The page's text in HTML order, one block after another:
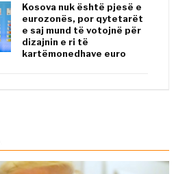
Kosova nuk është pjesë e
eurozonës, por qytetarët
e saj mund të votojnë për
dizajnin e ri të
kartëmonedhave euro